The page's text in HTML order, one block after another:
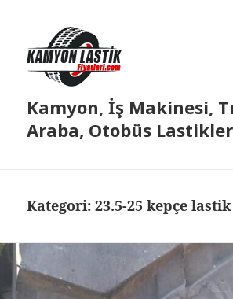
Kamyon, İş Makinesi,
Araba, Otobüs
Kategori:23.5-25 kepçe